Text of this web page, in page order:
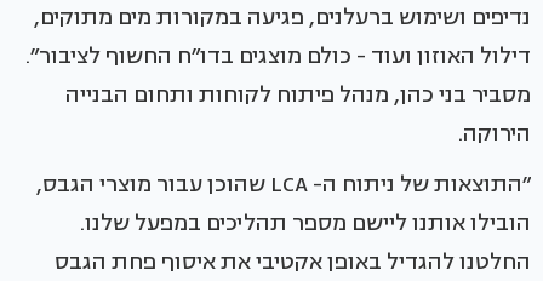
נדיפים ושימוש ברעלנים, פגיעה במקורות מים מתוקים,
דילול האוזון ועוד - כולם מוצגים בדו״ח החשוף לציבור״.
מסביר בני כהן, מנהל פיתוח לקוחות ותחום הבנייה
הירוקה.
״התוצאות של ניתוח ה- LCA שהוכן עבור מוצרי הגבס,
הובילו אותנו ליישם מספר תהליכים במפעל שלנו.
החלטנו להגדיל באופן אקטיבי את איסוף פחת הגבס